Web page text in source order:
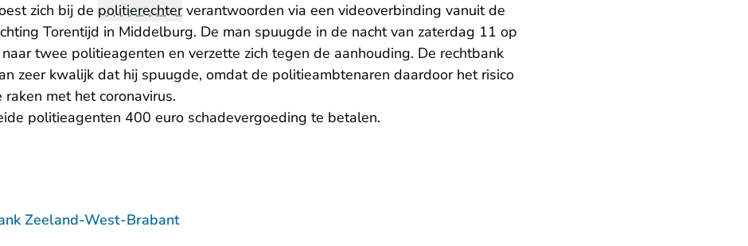
zich bij de politierechterverantwoorden via een videoverbinding vanuit de
Torentijd in Middelburg. De man spuugde in de nacht van zaterdag 11 op
twee politieagenten en verzette zich tegen de aanhouding. De rechtbank
zeer kwalijk dat hij spuugde, omdat de politieambtenaren daardoor het risico
met het coronavirus.
politieagenten 400 euro schadevergoeding te betalen.
Zeeland-West-Brabant